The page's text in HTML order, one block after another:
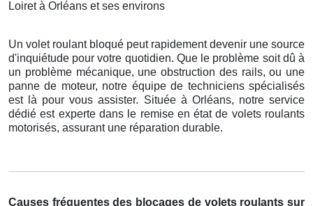
Loiret à Orléans et ses environs
Un volet roulant bloqué peut rapidement devenir une source
d'inquiétude pour votre quotidien. Que le problème soit dû à
un problème mécanique, une obstruction des rails, ou une
panne de moteur, notre équipe de techniciens spécialisés
est là pour vous assister. Située à Orléans, notre service
dédié est experte dans le remise en état de volets roulants
motorisés, assurant une réparation durable.
Causes fréquentes des blocages de volets roulants sur